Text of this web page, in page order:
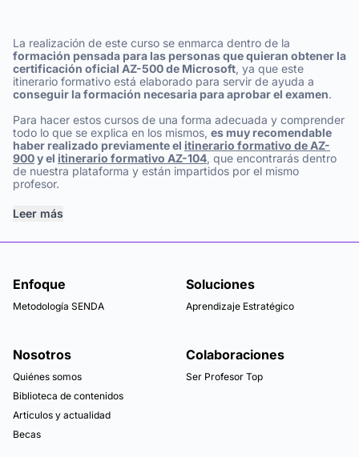
La realización de este curso se enmarca dentro de la
formación pensada para las personas que quieran obtener la
certificación oficial AZ-500 de Microsoft, ya que este
itinerario formativo está elaborado para servir de ayuda a
conseguir la formación necesaria para aprobar el examen.
Para hacer estos cursos de una forma adecuada y comprender
todo lo que se explica en los mismos, es muy recomendable
haber realizado previamente el itinerario formativo de AZ-
900y el itinerario formativo AZ-104, que encontrarás dentro
de nuestra plataforma y están impartidos por el mismo
profesor.
Leer más
Enfoque
Metodología SENDA
Soluciones
Aprendizaje Estratégico
Nosotros
Quiénes somos
Biblioteca de contenidos
Articulos y actualidad
Becas
Colaboraciones
Ser Profesor Top